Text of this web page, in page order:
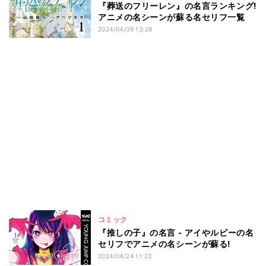
『葬送のフリーレン』の名言ランキング!
アニメの名シーンが蘇る名セリフ一覧
2024/04/09 13:28
コミック
『推しの子』の名言 - アイやルビーの名
セリフでアニメの名シーンが蘇る!
2024/04/24 11:23